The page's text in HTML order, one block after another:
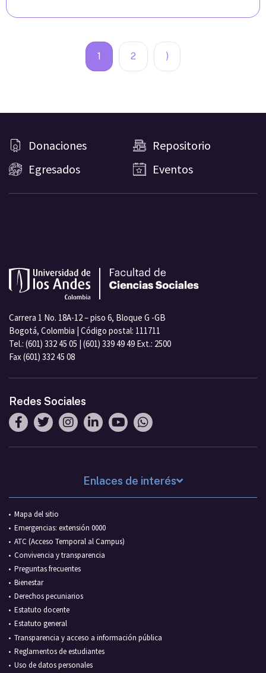
1 2 )
Donaciones
Repositorio
Egresados
Eventos
Carrera 1 No. 18A-12 – piso 6, Bloque G -GB
Bogotá, Colombia | Código postal: 111711
Tel.: (601) 332 45 05 | (601) 339 49 49 Ext.: 2500
Fax (601) 332 45 08
Redes Sociales
Enlaces de interés
Mapa del sitio
Emergencias: extensión 0000
ATC (Acceso Temporal al Campus)
Convivencia y transparencia
Preguntas frecuentes
Bienestar
Derechos pecuniarios
Estatuto docente
Estatuto general
Transparencia y acceso a información pública
Reglamentos de estudiantes
Uso de datos personales